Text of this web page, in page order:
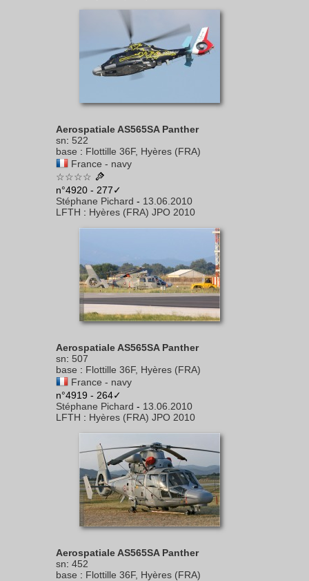
Aerospatiale AS565SA Panther
sn: 522
base : Flottille 36F, Hyères (FRA)
France - navy
☆☆☆☆
n°4920 - 277✓
Stéphane Pichard - 13.06.2010
LFTH : Hyères (FRA) JPO 2010
Aerospatiale AS565SA Panther
sn: 507
base : Flottille 36F, Hyères (FRA)
France - navy
n°4919 - 264✓
Stéphane Pichard - 13.06.2010
LFTH : Hyères (FRA) JPO 2010
Aerospatiale AS565SA Panther
sn: 452
base : Flottille 36F, Hyères (FRA)